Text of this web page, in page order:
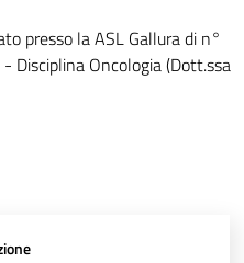
presso la ASL Gallura di n°
Disciplina Oncologia (Dott.ssa